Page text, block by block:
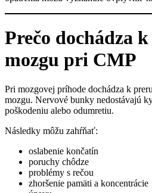
Prečo dochádza
mozgu pri CMP
Pri mozgovej príhode dochádza k
mozgu. Nervové bunky nedostávajú
poškodeniu alebo odumretiu.
Následky môžu zahŕňať:
oslabenie končatín
poruchy chôdze
problémy s rečou
zhoršenie pamäti a koncentrácie